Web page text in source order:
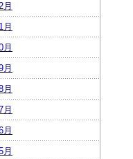
月
月
月
月
月
月
月
月